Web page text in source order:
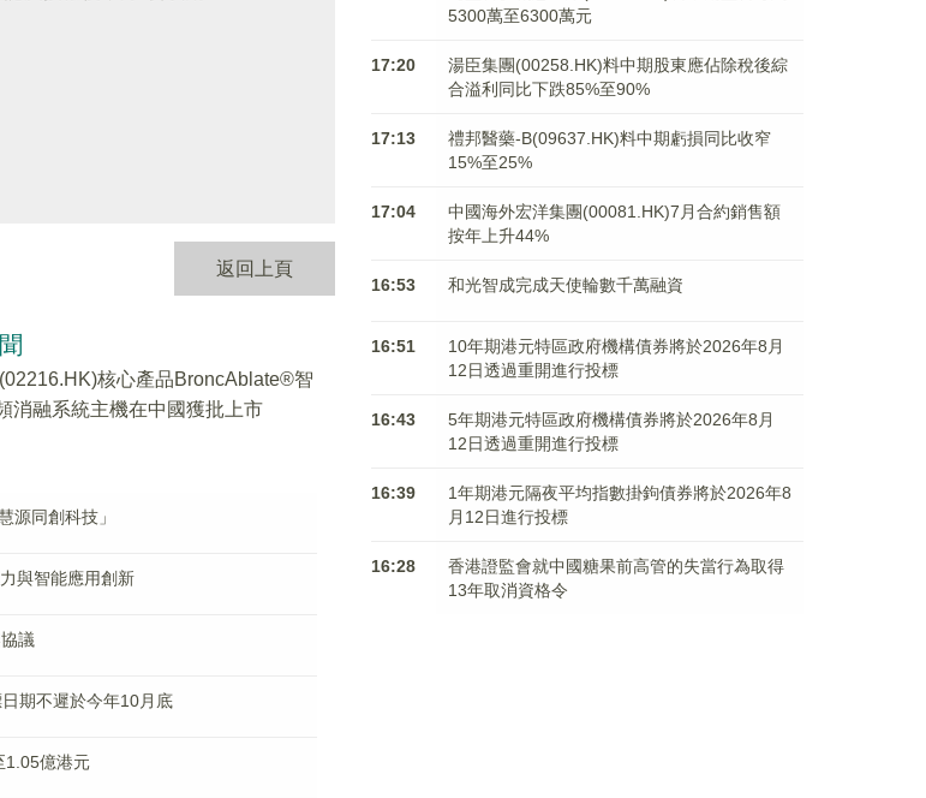
返回上頁
核心產品BroncAblate®智
消融系統主機在中國獲批上市
源同創科技」
與智能應用創新
議
期不遲於今年10月底
1.05億港元
5300萬至6300萬元
17:20
湯臣集團(00258.HK)料中期股東應佔除稅後綜
合溢利同比下跌85%至90%
17:13
禮邦醫藥-B(09637.HK)料中期虧損同比收窄
15%至25%
17:04
中國海外宏洋集團(00081.HK)7月合約銷售額
按年上升44%
16:53 和光智成完成天使輪數千萬融資
16:51
10年期港元特區政府機構債券將於2026年8月
12日透過重開進行投標
16:43
5年期港元特區政府機構債券將於2026年8月
12日透過重開進行投標
16:39
1年期港元隔夜平均指數掛鉤債券將於2026年8
月12日進行投標
16:28
香港證監會就中國糖果前高管的失當行為取得
13年取消資格令